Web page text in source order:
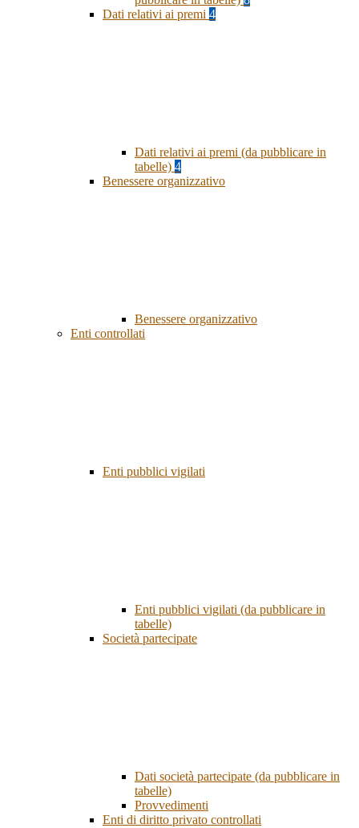
Dati relativi ai premi 4
Dati relativi ai premi (da pubblicare in
tabelle) 4
Benessere organizzativo
Benessere organizzativo
Enti controllati
Enti pubblici vigilati
Enti pubblici vigilati (da pubblicare in
tabelle)
Società partecipate
Dati società partecipate (da pubblicare in
tabelle)
Provvedimenti
Enti di diritto privato controllati